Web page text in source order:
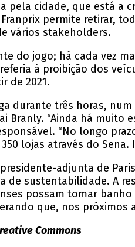
pela cidade, que está a
permite retirar,
vários stakeholders.
do jogo; há cada vez
à proibição dos
de 2021.
durante três horas,
Branly. “Ainda há
“No longo
lojas através do
adjunta de
de sustentabilidade. A
possam tomar
que, nos
Commons